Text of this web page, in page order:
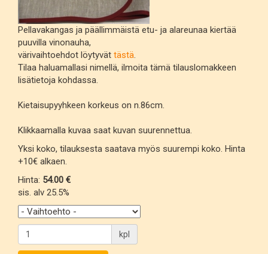
Pellavakangas ja päällimmäistä etu- ja alareunaa kiertää
puuvilla vinonauha,
värivaihtoehdot löytyvät tästä.
Tilaa haluamallasi nimellä, ilmoita tämä tilauslomakkeen
lisätietoja kohdassa.
Kietaisupyyhkeen korkeus on n.86cm.
Klikkaamalla kuvaa saat kuvan suurennettua.
Yksi koko, tilauksesta saatava myös suurempi koko. Hinta
+10€ alkaen.
Hinta: 54.00 €
sis. alv 25.5%
kpl